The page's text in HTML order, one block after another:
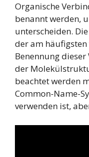
Organische
benannt werden,
unterscheiden.
der am häufigsten
Benennung
der
beachtet werden
Common-Name-
verwenden ist,